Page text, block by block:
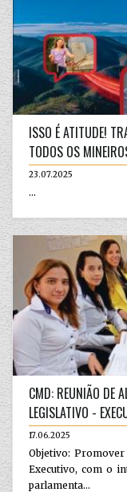
ISSO É ATITUDE!
TODOS OS
23.07.2025
...
CMD: REUNIÃO DE
LEGISLATIVO -
17.06.2025
Objetivo:
Executivo, com o
parlamenta...